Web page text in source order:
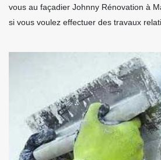
vous au façadier Johnny Rénovation à
si vous voulez effectuer des travaux